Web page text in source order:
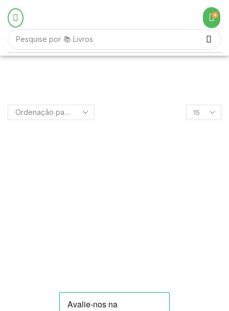
Pesquise por 📚 Livros
0